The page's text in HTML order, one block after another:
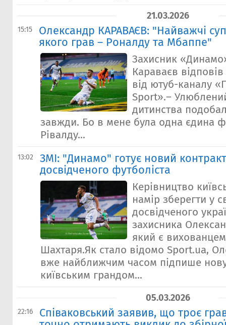
21.03.2026
15:15
Олександр КАРАВАЄВ: "Найважчі
якого грав – Роналду та Мбаппе"
Захисник
Караваєв
від ютуб-каналу
Sport».–
дитинства
завжди. Бо в мене була одна єдина
Рівалду...
13:02
ЗМІ: "Динамо" готує новий
досвідченого футболіста
Керівництво
намір зберегти у
досвідченого
захисника
який є
Шахтаря.Як стало відомо Sport.ua,
вже найближчим часом підпише
київським грандом...
05.03.2026
22:16
Співаковський заявив, що троє